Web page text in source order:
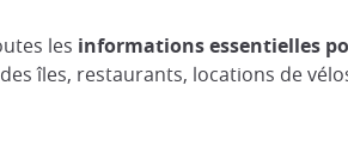
les informations essentielles
îles, restaurants, locations de